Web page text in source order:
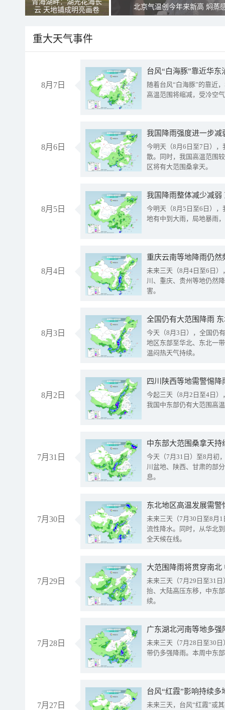
青海湖畔：湖光花海长
云 天地铺成明亮画卷
北京气温创今年来新高 焖蒸
重大天气事件
8月7日
台风“白海豚”靠近华
随着台风“白海豚”的靠近
高温范围将缩减，受冷空
8月6日
今明天（8月6日至7日）
散。同时，我国高温范围
区将有大范围桑拿天。
8月5日
我国降雨整体减少减弱
今明天（8月5日至6日）
地有中到大雨，局地暴雨
8月4日
重庆云南等地降雨仍然
未来三天（8月4日至6日
川、重庆、贵州等地仍然
害。
8月3日
全国仍有大范围降雨
今天（8月3日），全国仍
地区东部至华北、东北一
温闷热天气持续。
8月2日
今起三天（8月2日至4日
我国中东部仍有大范围高
7月31日
中东部大范围桑拿天
今天（7月31日）至8月初
川盆地、陕西、甘肃的部
息。
7月30日
东北地区高温发展需
未来三天（7月30日至8月
流性降水。同时，从华北
全天候在线。
7月29日
大范围降雨将贯穿南
未来三天（7月29日至31
抬、大陆高压东移，中东
续。
7月28日
广东湖北河南等地多
未来三天（7月28日至30
带仍多强降雨。本周中东
7月27日
台风“红霞”影响持续
未来三天，台风“红霞”或